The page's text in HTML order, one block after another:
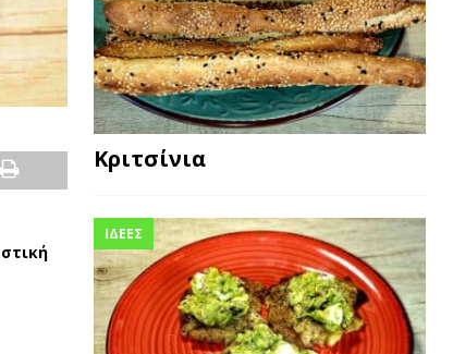
Κριτσίνια
ΙΔΕΕΣ